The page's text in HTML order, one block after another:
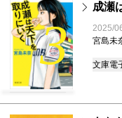
3
成瀬
2025/
宮島未
文庫電